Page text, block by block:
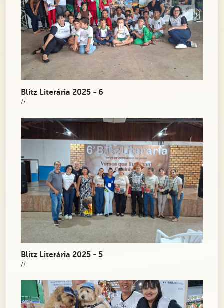
Blitz Literária 2025 - 6
//
Blitz Literária 2025 - 5
//